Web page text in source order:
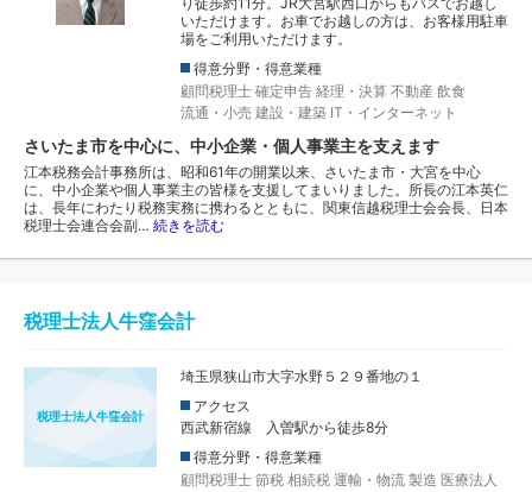
いただけます。お車でお越しの方は、お客様用駐車
場をご利用いただけます。
得意分野・得意業種
顧問税理士 確定申告 経理・決算 不動産 飲食
流通・小売 建設・建築 IT・インターネット
さいたま市を中心に、中小企業・個人事業主を支えます
江本税務会計事務所は、昭和61年の開業以来、さいたま市・大宮を中心
に、中小企業や個人事業主の皆様を支援してまいりました。所長の江本英仁
は、長年にわたり税務実務に携わるとともに、関東信越税理士会会長、日本
税理士会連合会副… 続きを読む
税理士法人牛窪会計
税理士法人牛窪会計
埼玉県狭山市大字水野５２９番地の１
アクセス
西武新宿線 入曽駅から徒歩8分
得意分野・得意業種
顧問税理士 節税 相続税 運輸・物流 製造 医療法人